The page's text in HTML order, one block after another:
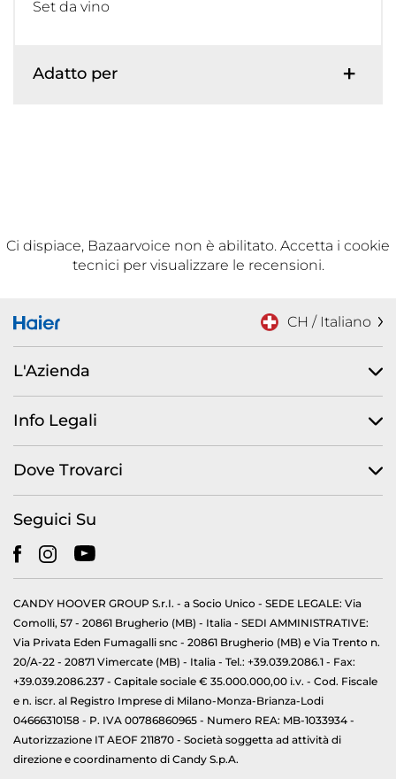
Set da vino
Adatto per
Ci dispiace, Bazaarvoice non è abilitato. Accetta i cookie
tecnici per visualizzare le recensioni.
CH / Italiano
L'Azienda
Info Legali
Dove Trovarci
Seguici Su
CANDY HOOVER GROUP S.r.I. - a Socio Unico - SEDE LEGALE: Via
Comolli, 57 - 20861 Brugherio (MB) - Italia - SEDI AMMINISTRATIVE:
Via Privata Eden Fumagalli snc - 20861 Brugherio (MB) e Via Trento n.
20/A-22 - 20871 Vimercate (MB) - Italia - Tel.: +39.039.2086.1 - Fax:
+39.039.2086.237 - Capitale sociale € 35.000.000,00 i.v. - Cod. Fiscale
e n. iscr. al Registro Imprese di Milano-Monza-Brianza-Lodi
04666310158 - P. IVA 00786860965 - Numero REA: MB-1033934 -
Autorizzazione IT AEOF 211870 - Società soggetta ad attività di
direzione e coordinamento di Candy S.p.A.